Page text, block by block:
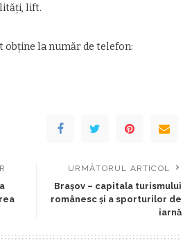
lift.
obține la număr de telefon:
URMĂTORUL ARTICOL
Brașov – capitala turismului
românesc și a sporturilor de
iarnă